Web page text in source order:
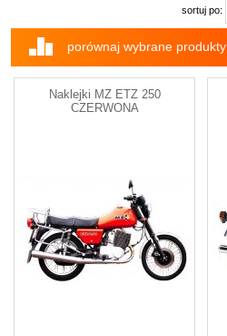
sortuj po:
porównaj wybrane produkty
Naklejki MZ ETZ 250
CZERWONA